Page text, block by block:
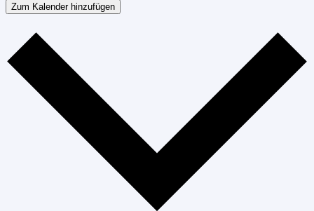
Zum Kalender hinzufügen